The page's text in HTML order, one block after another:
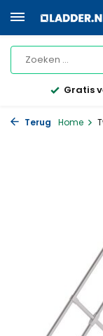
Gratis
Terug Home